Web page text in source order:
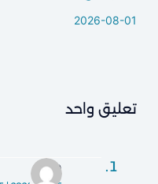
2026-08-01
تعليق واحد
مريم